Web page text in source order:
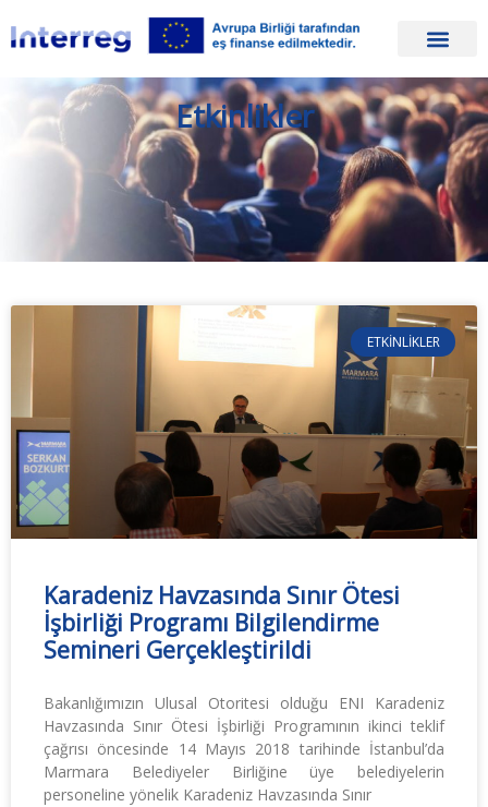
Etkinlikler
ETKINLIKLER
Karadeniz Havzasında Sınır Ötesi
İşbirliği Programı Bilgilendirme
Semineri Gerçekleştirildi
Bakanlığımızın Ulusal Otoritesi olduğu ENI Karadeniz
Havzasında Sınır Ötesi İşbirliği Programının ikinci teklif
çağrısı öncesinde 14 Mayıs 2018 tarihinde İstanbul’da
Marmara Belediyeler Birliğine üye belediyelerin
personeline yönelik Karadeniz Havzasında Sınır